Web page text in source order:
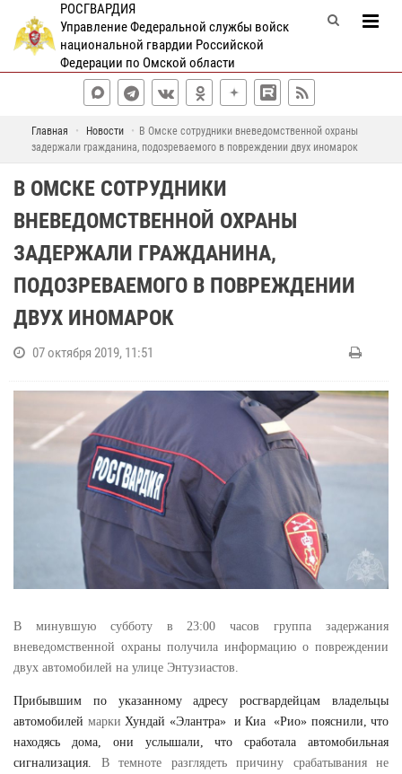
РОСГВАРДИЯ
Управление Федеральной службы войск
национальной гвардии Российской
Федерации по Омской области
Главная Новости
В Омске сотрудники вневедомственной охраны
задержали гражданина, подозреваемого в повреждении двух иномарок
В ОМСКЕ СОТРУДНИКИ
ВНЕВЕДОМСТВЕННОЙ ОХРАНЫ
ЗАДЕРЖАЛИ ГРАЖДАНИНА,
ПОДОЗРЕВАЕМОГО В ПОВРЕЖДЕНИИ
ДВУХ ИНОМАРОК
07 октября 2019, 11:51
В минувшую субботу в 23:00 часов группа задержания
вневедомственной охраны получила информацию о повреждении
двух автомобилей на улице Энтузиастов.
Прибывшим по указанному адресу росгвардейцам владельцы
автомобилей марки Хундай «Элантра» и Киа «Рио» пояснили, что
находясь дома, они услышали, что сработала автомобильная
сигнализация. В темноте разглядеть причину срабатывания не